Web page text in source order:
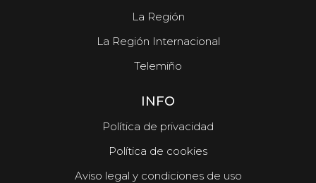
La Región
La Región Internacional
Telemiño
INFO
Política de privacidad
Política de cookies
Aviso legal y condiciones de uso